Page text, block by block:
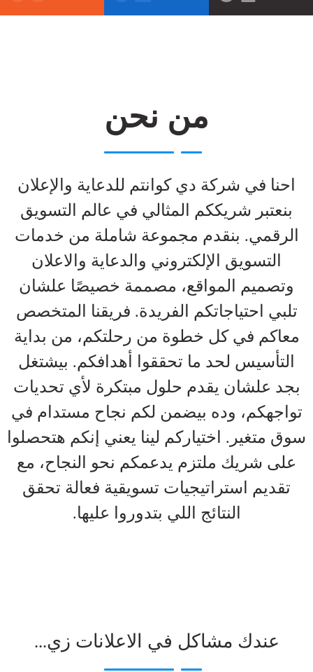
من نحن
احنا في شركة دي كوانتم للدعاية والإعلان
بنعتبر شريككم المثالي في عالم التسويق
الرقمي. بنقدم مجموعة شاملة من خدمات
التسويق الإلكتروني والدعاية والاعلان
وتصميم المواقع، مصممة خصيصًا علشان
تلبي احتياجاتكم الفريدة. فريقنا المتخصص
معاكم في كل خطوة من رحلتكم، من بداية
التأسيس لحد ما تحققوا أهدافكم. بيشتغل
بجد علشان يقدم حلول مبتكرة لأي تحديات
تواجهكم، وده بيضمن لكم نجاح مستدام في
سوق متغير. اختياركم لينا يعني إنكم هتحصلوا
على شريك ملتزم يدعمكم نحو النجاح، مع
تقديم استراتيجيات تسويقية فعالة تحقق
النتائج اللي بتدوروا عليها.
عندك مشاكل في الاعلانات زي...